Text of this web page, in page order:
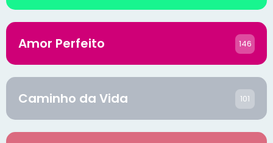
Amor Perfeito 146
Caminho da Vida 101